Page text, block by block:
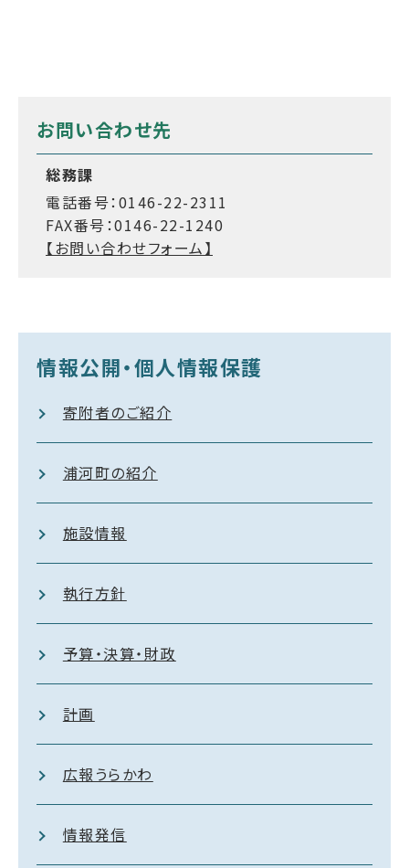
お問い合わせ先
総務課
電話番号：0146-22-2311
FAX番号：0146-22-1240
【お問い合わせフォーム】
情報公開・個人情報保護
寄附者のご紹介
浦河町の紹介
施設情報
執行方針
予算・決算・財政
計画
広報うらかわ
情報発信